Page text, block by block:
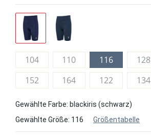
104 110 116 128
152
164 122 134
Gewählte Farbe: blackiris (schwarz)
Gewählte Größe: 116 Größentabelle